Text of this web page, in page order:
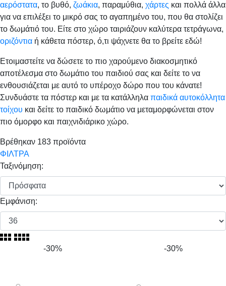
αερόστατα, το βυθό, ζωάκια, παραμύθια, χάρτες και πολλά άλλα
για να επιλέξει το μικρό σας το αγαπημένο του, που θα στολίζει
το δωμάτιό του. Είτε στο χώρο ταιριάζουν καλύτερα τετράγωνα,
οριζόντια ή κάθετα πόστερ, ό,τι ψάχνετε θα το βρείτε εδώ!
Ετοιμαστείτε να δώσετε το πιο χαρούμενο διακοσμητικό
αποτέλεσμα στο δωμάτιο του παιδιού σας και δείτε το να
ενθουσιάζεται με αυτό το υπέροχο δώρο που του κάνατε!
Συνδυάστε τα πόστερ και με τα κατάλληλα παιδικά αυτοκόλλητα
τοίχου και δείτε το παιδικό δωμάτιο να μεταμορφώνεται στον
πιο όμορφο και παιχνιδιάρικο χώρο.
Βρέθηκαν 183 προϊόντα
ΦΙΛΤΡΑ
Ταξινόμηση:
Εμφάνιση:
-30% -30%